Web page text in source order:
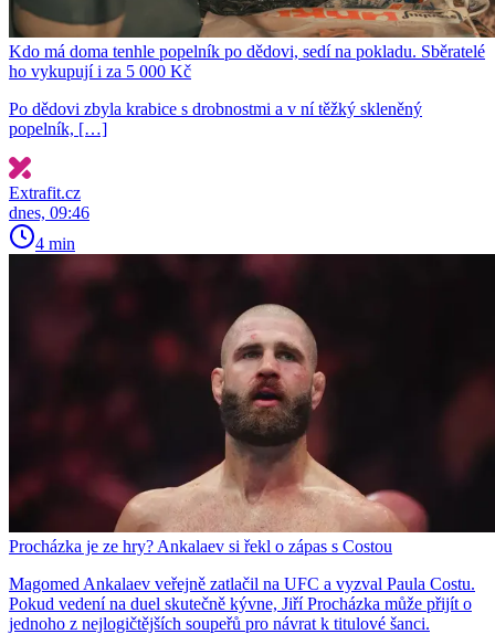
Kdo má doma tenhle popelník po dědovi, sedí na pokladu. Sběratelé
ho vykupují i za 5 000 Kč
Po dědovi zbyla krabice s drobnostmi a v ní těžký skleněný
popelník, […]
Extrafit.cz
dnes, 09:46
4 min
Procházka je ze hry? Ankalaev si řekl o zápas s Costou
Magomed Ankalaev veřejně zatlačil na UFC a vyzval Paula Costu.
Pokud vedení na duel skutečně kývne, Jiří Procházka může přijít o
jednoho z nejlogičtějších soupeřů pro návrat k titulové šanci.